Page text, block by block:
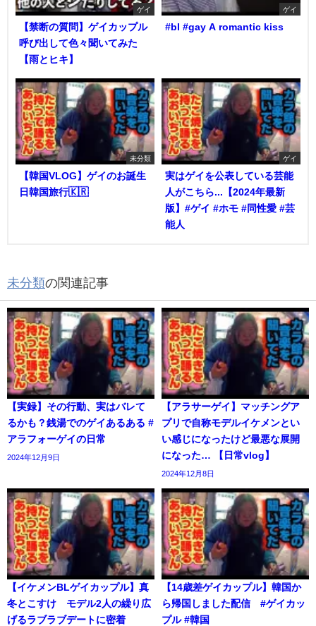
ゲイ
【禁断の質問】ゲイカップル
呼び出して色々聞いてみた
【雨とヒキ】
ゲイ
#bl #gay A romantic kiss
未分類
【韓国VLOG】ゲイのお誕生
日韓国旅行🇰🇷
ゲイ
実はゲイを公表している芸能
人がこちら...【2024年最新
版】#ゲイ #ホモ #同性愛 #芸
能人
未分類の関連記事
【実録】その行動、実はバレて
るかも？銭湯でのゲイあるある #
アラフォーゲイの日常
2024年12月9日
【アラサーゲイ】マッチングア
プリで自称モデルイケメンとい
い感じになったけど最悪な展開
になった… 【日常vlog】
2024年12月8日
【イケメンBLゲイカップル】真
冬とこすけ モデル2人の繰り広
げるラブラブデートに密着
【14歳差ゲイカップル】韓国か
ら帰国しました配信 #ゲイカッ
プル #韓国